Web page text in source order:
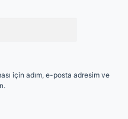
için adım, e-posta adresim ve